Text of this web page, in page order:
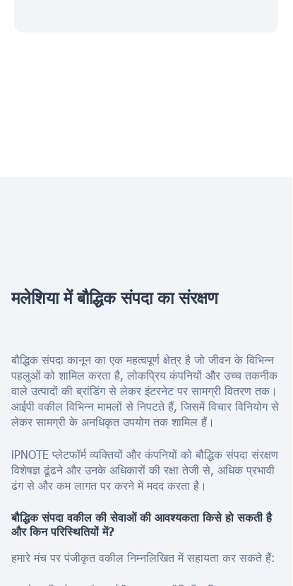
मलेशिया में बौद्धिक संपदा का संरक्षण
बौद्धिक संपदा कानून का एक महत्वपूर्ण क्षेत्र है जो जीवन के विभिन्न
पहलुओं को शामिल करता है, लोकप्रिय कंपनियों और उच्च तकनीक
वाले उत्पादों की ब्रांडिंग से लेकर इंटरनेट पर सामग्री वितरण तक।
आईपी वकील विभिन्न मामलों से निपटते हैं, जिसमें विचार विनियोग से
लेकर सामग्री के अनधिकृत उपयोग तक शामिल हैं।
iPNOTE प्लेटफॉर्म व्यक्तियों और कंपनियों को बौद्धिक संपदा संरक्षण
विशेषज्ञ ढूंढने और उनके अधिकारों की रक्षा तेजी से, अधिक प्रभावी
ढंग से और कम लागत पर करने में मदद करता है।
बौद्धिक संपदा वकील की सेवाओं की आवश्यकता किसे हो सकती है
और किन परिस्थितियों में?
हमारे मंच पर पंजीकृत वकील निम्नलिखित में सहायता कर सकते हैं: